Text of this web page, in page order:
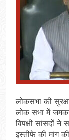
लोकसभा की
लोक सभा में
विपक्षी सांसदों
इस्तीफे की मांग